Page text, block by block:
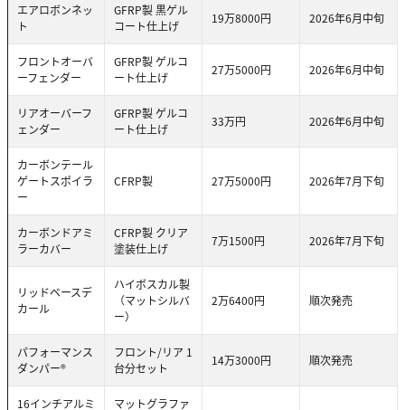
エアロボンネッ
ト
GFRP製 黒ゲル
コート仕上げ
19万8000円 2026年6月中旬
フロントオーバ
ーフェンダー
GFRP製 ゲルコ
ート仕上げ
27万5000円 2026年6月中旬
リアオーバーフ
ェンダー
GFRP製 ゲルコ
ート仕上げ
33万円 2026年6月中旬
カーボンテール
ゲートスポイラ
ー
CFRP製 27万5000円 2026年7月下旬
カーボンドアミ
ラーカバー
CFRP製 クリア
塗装仕上げ
7万1500円 2026年7月下旬
リッドベースデ
カール
ハイボスカル製
（マットシルバ
ー）
2万6400円 順次発売
パフォーマンス
ダンパー®
フロント/リア 1
台分セット
14万3000円 順次発売
16インチアルミ
マットグラファ